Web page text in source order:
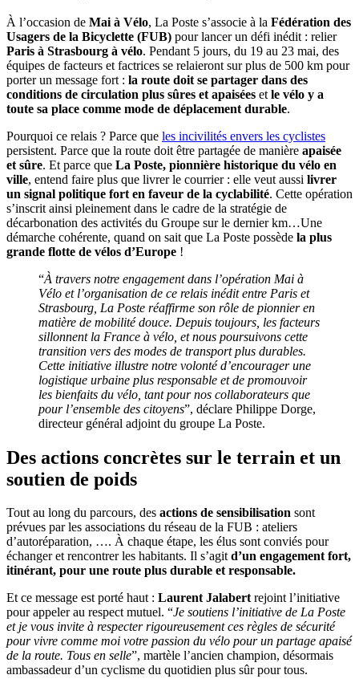
À l’occasion de Mai à Vélo, La Poste s’associe à la Fédération des
Usagers de la Bicyclette (FUB) pour lancer un défi inédit : relier
Paris à Strasbourg à vélo. Pendant 5 jours, du 19 au 23 mai, des
équipes de facteurs et factrices se relaieront sur plus de 500 km pour
porter un message fort : la route doit se partager dans des
conditions de circulation plus sûres et apaisées et le vélo y a
toute sa place comme mode de déplacement durable.
Pourquoi ce relais ? Parce que les incivilités envers les cyclistes
persistent. Parce que la route doit être partagée de manière apaisée
et sûre. Et parce que La Poste, pionnière historique du vélo en
ville, entend faire plus que livrer le courrier : elle veut aussi livrer
un signal politique fort en faveur de la cyclabilité. Cette opération
s’inscrit ainsi pleinement dans le cadre de la stratégie de
décarbonation des activités du Groupe sur le dernier km…Une
démarche cohérente, quand on sait que La Poste possède la plus
grande flotte de vélos d’Europe !
“À travers notre engagement dans l’opération Mai à
Vélo et l’organisation de ce relais inédit entre Paris et
Strasbourg, La Poste réaffirme son rôle de pionnier en
matière de mobilité douce. Depuis toujours, les facteurs
sillonnent la France à vélo, et nous poursuivons cette
transition vers des modes de transport plus durables.
Cette initiative illustre notre volonté d’encourager une
logistique urbaine plus responsable et de promouvoir
les bienfaits du vélo, tant pour nos collaborateurs que
pour l’ensemble des citoyens”, déclare Philippe Dorge,
directeur général adjoint du groupe La Poste.
Des actions concrètes sur le terrain et un
soutien de poids
Tout au long du parcours, des actions de sensibilisation sont
prévues par les associations du réseau de la FUB : ateliers
d’autoréparation, …. À chaque étape, les élus sont conviés pour
échanger et rencontrer les habitants. Il s’agitd’un engagement fort,
itinérant, pour une route plus durable et responsable.
Et ce message est porté haut : Laurent Jalabertrejoint l’initiative
pour appeler au respect mutuel. “Je soutiens l’initiative de La Poste
et je vous invite à respecter rigoureusement ces règles de sécurité
pour vivre comme moi votre passion du vélo pour un partage apaisé
de la route. Tous en selle”, martèle l’ancien champion, désormais
ambassadeur d’un cyclisme du quotidien plus sûr pour tous.